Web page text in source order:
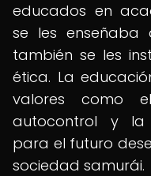
educados en
se les enseñaba
también se les
ética. La
valores como
autocontrol y la
para el futuro
sociedad samurái.